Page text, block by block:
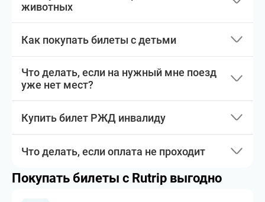
животных
Как покупать билеты с детьми
Что делать, если на нужный мне поезд
уже нет мест?
Купить билет РЖД инвалиду
Что делать, если оплата не проходит
Покупать билеты с Rutrip выгодно